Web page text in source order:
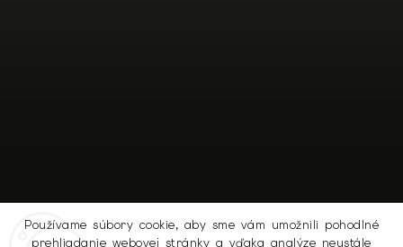
Používame súbory cookie, aby sme vám umožnili pohodlné
prehliadanie webovej stránky a vďaka analýze neustále